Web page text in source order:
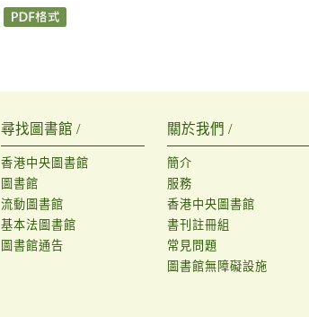
尋找圖書館 /
香港中央圖書館
圖書館
流動圖書館
基本法圖書館
圖書館通告
關於我們 /
簡介
服務
香港中央圖書館
書刊註冊組
常見問題
圖書館無障礙設施